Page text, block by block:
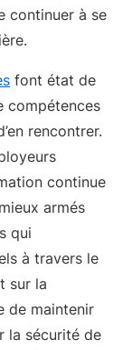
continuer à se
font état de
compétences
rencontrer.
continue
armés
qui
à travers le
sur la
de maintenir
la sécurité de